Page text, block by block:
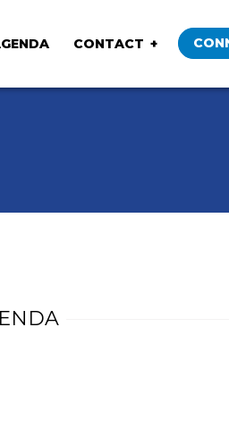
CONTACT